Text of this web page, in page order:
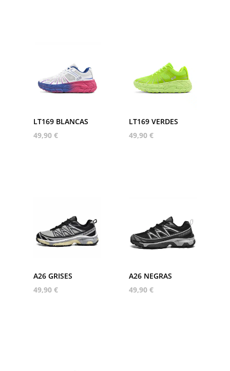
LT169 BLANCAS
49,90 €
LT169 VERDES
49,90€
A26 GRISES
49,90 €
A26 NEGRAS
49,90€